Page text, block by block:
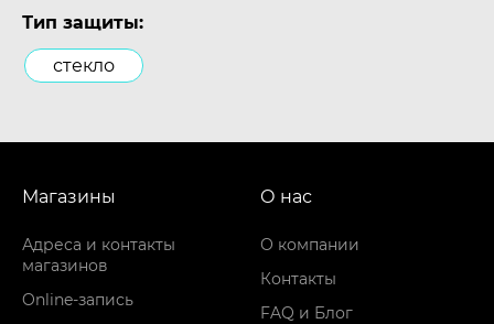
Тип защиты:
стекло
Магазины
Адреса и контакты
магазинов
Online-запись
О нас
О компании
Контакты
FAQ и Блог